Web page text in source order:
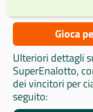
Gioca
Ulteriori dettagli
SuperEnalotto,
dei vincitori per
seguito: